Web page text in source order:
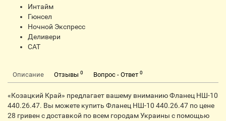
Интайм
Гюнсел
Ночной Экспресс
Деливери
CАТ
Описание Отзывы 0 Вопрос - Ответ 0
«Козацкий Край» предлагает вашему вниманию Фланец НШ-10
440.26.47. Вы можете купить Фланец НШ-10 440.26.47 по цене
28 гривен с доставкой по всем городам Украины с помощью